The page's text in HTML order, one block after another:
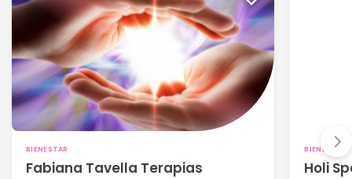
BIENESTAR
Fabiana Tavella Terapias
BIENESTAR
Holi